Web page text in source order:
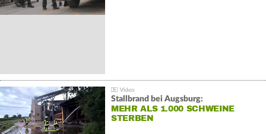
Stallbrand bei Augsburg:
MEHR ALS 1.000 SCHWEINE
STERBEN